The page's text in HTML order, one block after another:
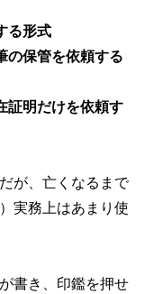
る形式
の保管を依頼する
証明だけを依頼す
が、亡くなるまで
実務上はあまり使
書き、印鑑を押せ